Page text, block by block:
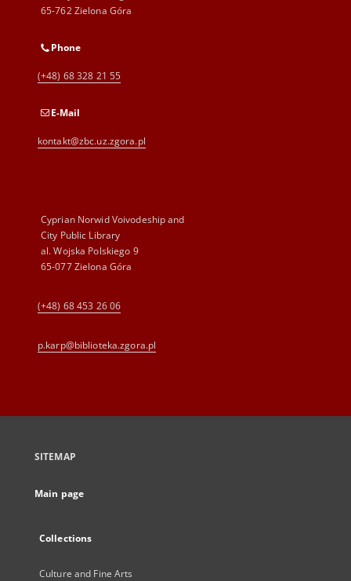
65-762 Zielona Góra
Phone
(+48) 68 328 21 55
E-Mail
kontakt@zbc.uz.zgora.pl
Cyprian Norwid Voivodeship and
City Public Library
al. Wojska Polskiego 9
65-077 Zielona Góra
(+48) 68 453 26 06
p.karp@biblioteka.zgora.pl
SITEMAP
Main page
Collections
Culture and Fine Arts